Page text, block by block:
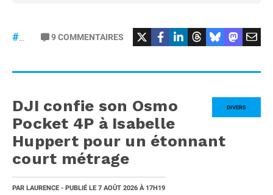
9COMMENTAIRES
DIVERS
DJI confie son Osmo
Pocket 4P à Isabelle
Huppert pour un étonnant
court métrage
PAR LAURENCE - PUBLIÉ LE 7 AOÛT 2026 À 17H19